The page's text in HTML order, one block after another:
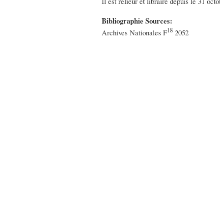
Bibliographie Sources:
Archives Nationales F18 2052